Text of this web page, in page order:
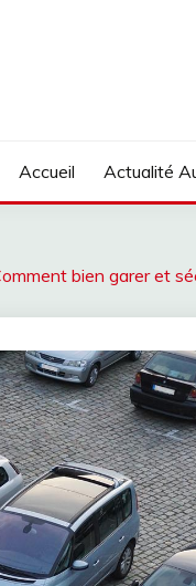
Accueil Actualité
bien garer et